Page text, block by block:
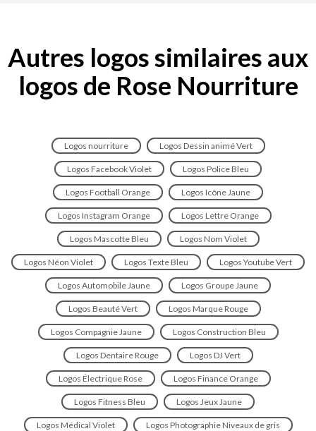
Autres logos similaires aux
logos de Rose Nourriture
Logos nourriture Logos Dessin animé Vert
Logos Facebook Violet Logos Police Bleu
Logos Football Orange Logos Icône Jaune
Logos Instagram Orange Logos Lettre Orange
Logos Mascotte Bleu Logos Nom Violet
Logos Néon Violet Logos Texte Bleu Logos Youtube Vert
Logos Automobile Jaune Logos Groupe Jaune
Logos Beauté Vert Logos Marque Rouge
Logos Compagnie Jaune Logos Construction Bleu
Logos Dentaire Rouge Logos DJ Vert
Logos Électrique Rose Logos Finance Orange
Logos Fitness Bleu Logos Jeux Jaune
Logos Médical Violet Logos Photographie Niveaux de gris